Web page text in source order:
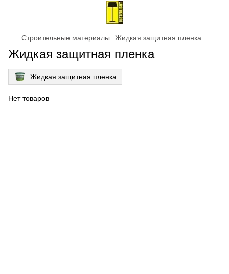
Строительные материалы Жидкая защитная пленка
Жидкая защитная пленка
Жидкая защитная пленка
Нет товаров